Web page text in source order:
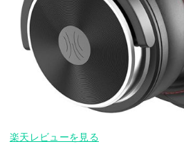
楽天レビューを見る